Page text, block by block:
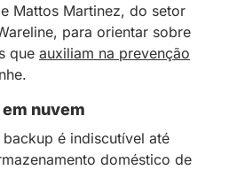
Mattos Martinez, do setor
para orientar sobre
que auxiliam na prevenção
nuvem
é indiscutível até
doméstico de